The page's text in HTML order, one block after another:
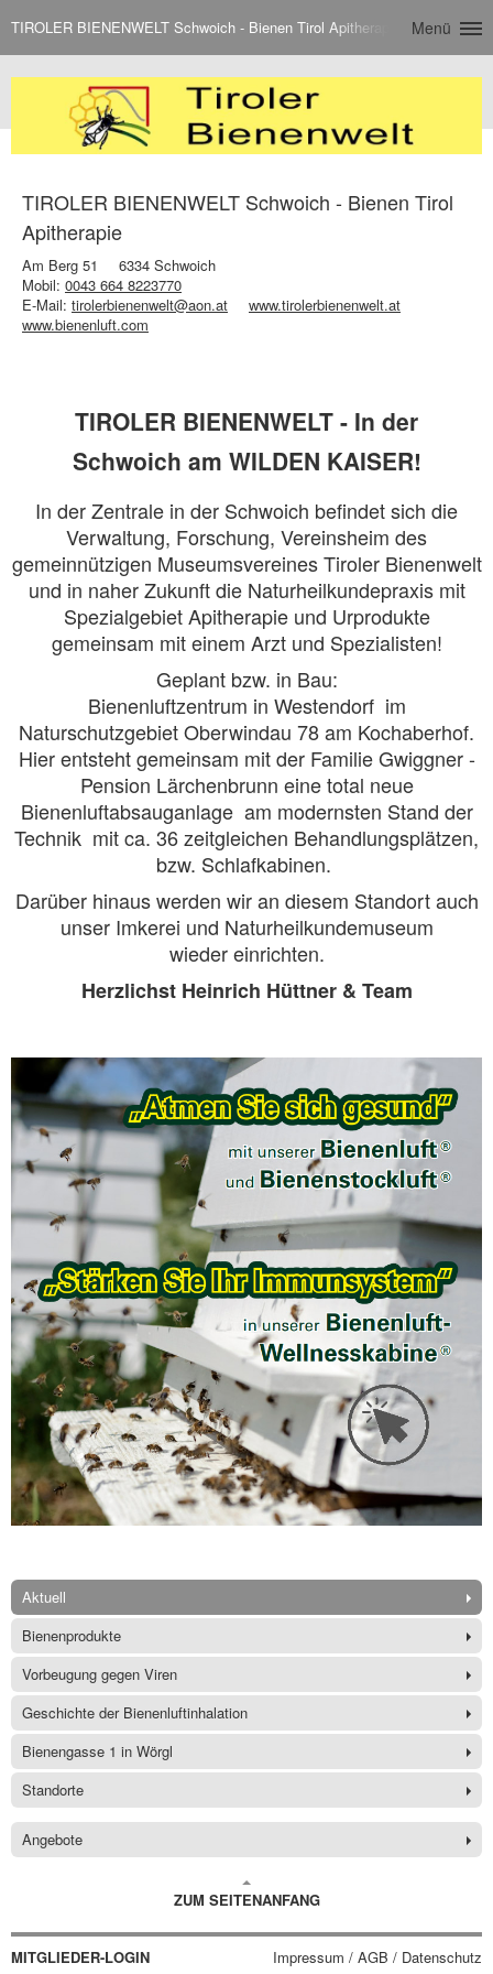
TIROLER BIENENWELT Schwoich - Bienen Tirol Apitherapie Menü
TIROLER BIENENWELT Schwoich - Bienen Tirol
Apitherapie
Am Berg 51
6334 Schwoich
Mobil: 0043 664 8223770
E-Mail: tirolerbienenwelt@aon.at
www.tirolerbienenwelt.at
www.bienenluft.com
TIROLER BIENENWELT - In der
Schwoich am WILDEN KAISER!
In der Zentrale in der Schwoich befindet sich die
Verwaltung, Forschung, Vereinsheim des
gemeinnützigen Museumsvereines Tiroler Bienenwelt
und in naher Zukunft die Naturheilkundepraxis mit
Spezialgebiet Apitherapie und Urprodukte
gemeinsam mit einem Arzt und Spezialisten!
Geplant bzw. in Bau:
Bienenluftzentrum in Westendorf im
Naturschutzgebiet Oberwindau 78 am Kochaberhof.
Hier entsteht gemeinsam mit der Familie Gwiggner -
Pension Lärchenbrunn eine total neue
Bienenluftabsauganlage am modernsten Stand der
Technik mit ca. 36 zeitgleichen Behandlungsplätzen,
bzw. Schlafkabinen.
Darüber hinaus werden wir an diesem Standort auch
unser Imkerei und Naturheilkundemuseum
wiedereinrichten.
Herzlichst Heinrich Hüttner & Team
Aktuell
Bienenprodukte
Vorbeugung gegen Viren
Geschichte der Bienenluftinhalation
Bienengasse 1 in Wörgl
Standorte
Angebote
ZUM SEITENANFANG
MITGLIEDER-LOGIN Impressum / AGB / Datenschutz